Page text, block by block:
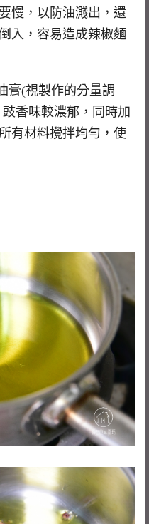
慢，以防油濺出，還
入，容易造成辣椒麵
膏(視製作的分量調
香味較濃郁，同時加
有材料攪拌均勻，使